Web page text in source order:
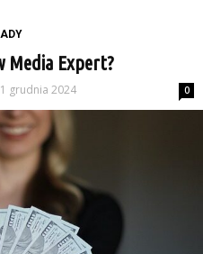
Media Expert?
grudnia 2024 0